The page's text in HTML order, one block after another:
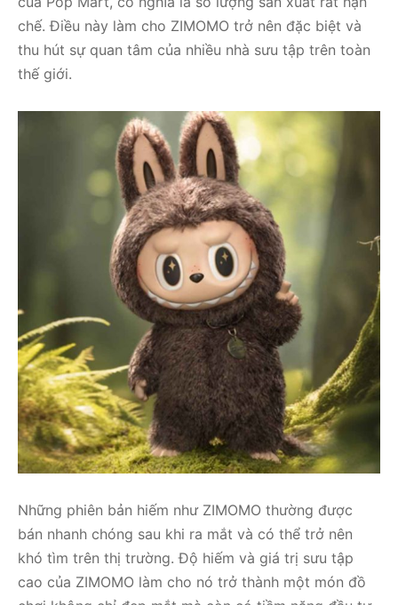
chế. Điều này làm cho ZIMOMO trở nên đặc biệt và
thu hút sự quan tâm của nhiều nhà sưu tập trên toàn
thế giới.
Những phiên bản hiếm như ZIMOMO thường được
bán nhanh chóng sau khi ra mắt và có thể trở nên
khó tìm trên thị trường. Độ hiếm và giá trị sưu tập
cao của ZIMOMO làm cho nó trở thành một món đồ